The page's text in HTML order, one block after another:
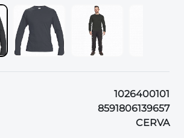
1026400101
8591806139657
CERVA